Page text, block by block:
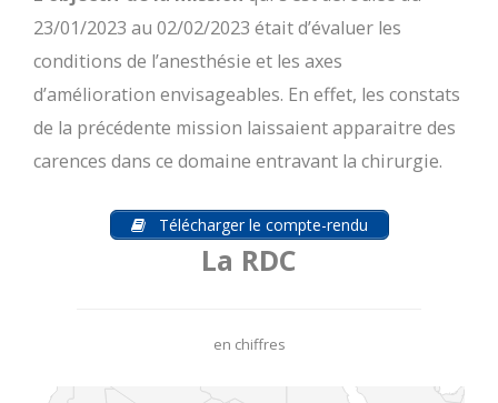
23/01/2023 au 02/02/2023 était d’évaluer les
conditions de l’anesthésie et les axes
d’amélioration envisageables. En effet, les constats
de la précédente mission laissaient apparaitre des
carences dans ce domaine entravant la chirurgie.
Télécharger le compte-rendu
La RDC
en chiffres